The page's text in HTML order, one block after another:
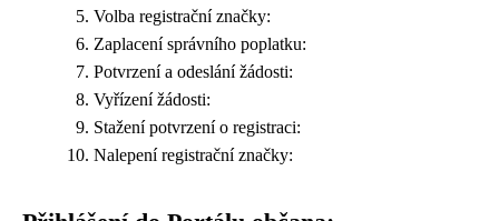
Volba registrační značky:
Zaplacení správního poplatku:
Potvrzení a odeslání žádosti:
Vyřízení žádosti:
Stažení potvrzení o registraci:
Nalepení registrační značky: